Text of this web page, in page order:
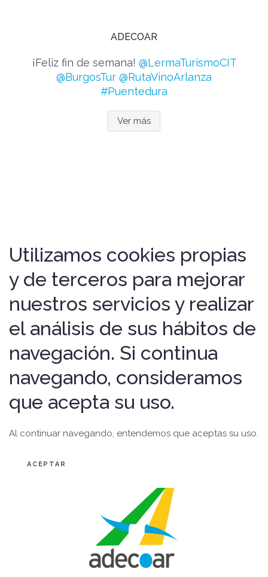
ADECOAR
¡Feliz fin de semana! @LermaTurismoCIT
@BurgosTur @RutaVinoArlanza
#Puentedura
Ver más
Utilizamos cookies propias
y de terceros para mejorar
nuestros servicios y realizar
el análisis de sus hábitos de
navegación. Si continua
navegando, consideramos
que acepta su uso.
Al continuar navegando, entendemos que aceptas su uso.
ACEPTAR